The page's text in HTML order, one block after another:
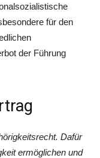
für den
der Führung
Dafür
ermöglichen und